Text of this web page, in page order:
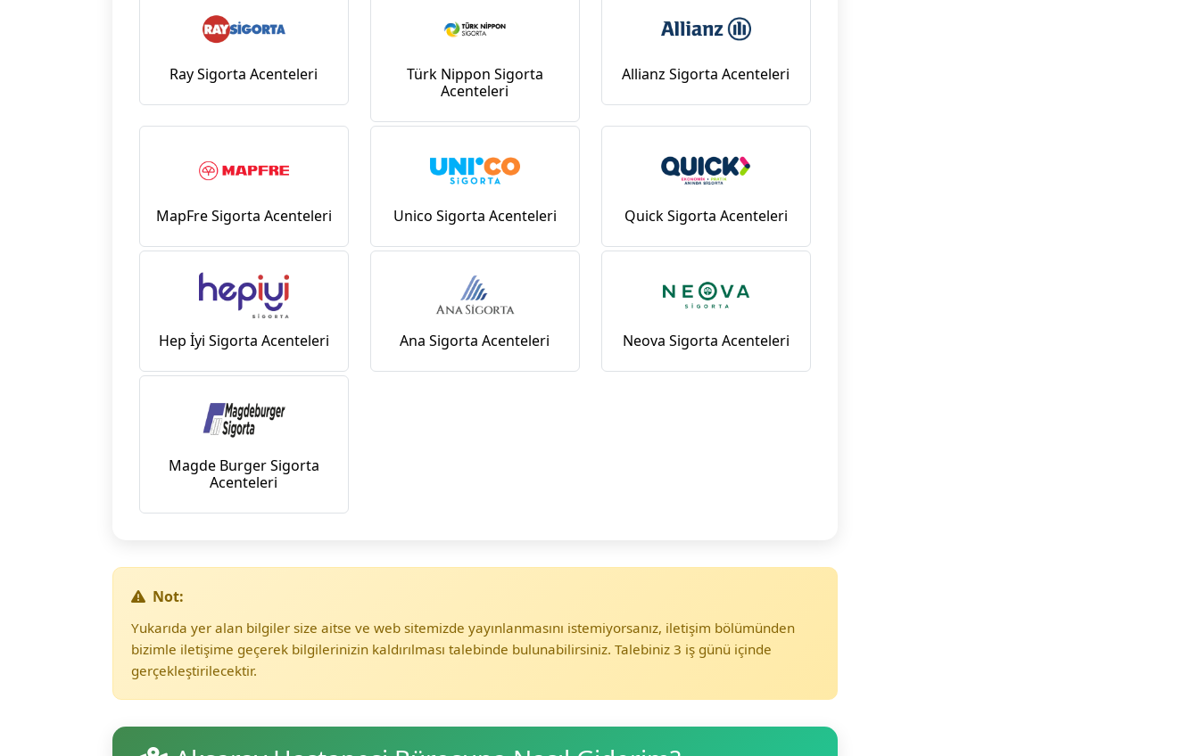
Ray Sigorta Acenteleri
Türk Nippon Sigorta
Acenteleri
Allianz Sigorta Acenteleri
MapFre Sigorta Acenteleri Unico Sigorta Acenteleri Quick Sigorta Acenteleri
Hep İyi Sigorta Acenteleri Ana Sigorta Acenteleri Neova Sigorta Acenteleri
Magde Burger Sigorta
Acenteleri
Not:
Yukarıda yer alan bilgiler size aitse ve web sitemizde yayınlanmasını istemiyorsanız, iletişim bölümünden
bizimle iletişime geçerek bilgilerinizin kaldırılması talebinde bulunabilirsiniz. Talebiniz 3 iş günü içinde
gerçekleştirilecektir.